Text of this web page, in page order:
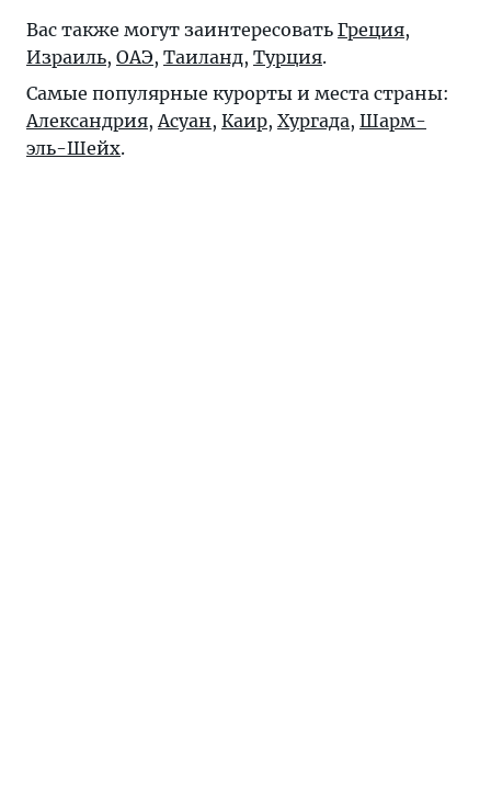
Вас также могут заинтересовать Греция,
Израиль, ОАЭ, Таиланд, Турция.
Самые популярные курорты и места страны:
Александрия,Асуан, Каир, Хургада, Шарм-
эль-Шейх.